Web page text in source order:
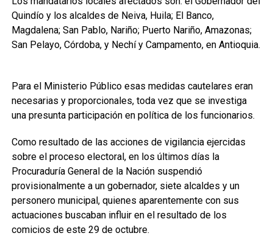
Quindío y los alcaldes de Neiva, Huila; El Banco,
Magdalena; San Pablo, Nariño; Puerto Nariño, Amazonas;
San Pelayo, Córdoba, y Nechí y Campamento, en Antioquia.
Para el Ministerio Público esas medidas cautelares eran
necesarias y proporcionales, toda vez que se investiga
una presunta participación en política de los funcionarios.
Como resultado de las acciones de vigilancia ejercidas
sobre el proceso electoral, en los últimos días la
Procuraduría General de la Nación suspendió
provisionalmente a un gobernador, siete alcaldes y un
personero municipal, quienes aparentemente con sus
actuaciones buscaban influir en el resultado de los
comicios de este 29 de octubre.